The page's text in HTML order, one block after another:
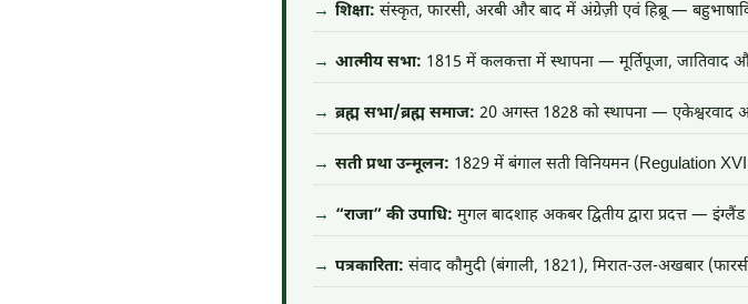
शिक्षा: संस्कृत, फारसी, अरबी और बाद में अंग्रेज़ी एवं हिब्रू —
आत्मीय सभा: 1815 में कलकत्ता में स्थापना — मूर्तिपूजा, जातिवाद
ब्रह्म सभा/ब्रह्म समाज: 20 अगस्त 1828 को स्थापना — एकेश्वरवाद
सती प्रथा उन्मूलन: 1829 में बंगाल सती विनियमन (Regulation
“राजा” की उपाधि: मुगल बादशाह अकबर द्वितीय द्वारा प्रदत्त —
पत्रकारिता: संवाद कौमुदी (बंगाली, 1821), मिरात-उल-अखबार